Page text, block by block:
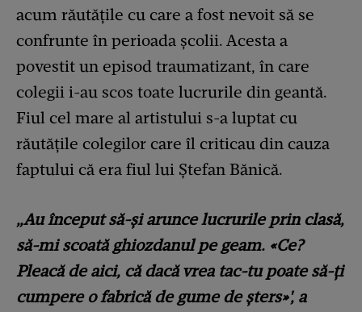
acum răutățile cu care a fost nevoit să se
confrunte în perioada școlii. Acesta a
povestit un episod traumatizant, în care
colegii i-au scos toate lucrurile din geantă.
Fiul cel mare al artistului s-a luptat cu
răutățile colegilor care îl criticau din cauza
faptului că era fiul lui Ștefan Bănică.
„Au început să-și arunce lucrurile prin clasă,
să-mi scoată ghiozdanul pe geam. «Ce?
Pleacă de aici, că dacă vrea tac-tu poate să-ți
cumpere o fabrică de gume de șters»', a